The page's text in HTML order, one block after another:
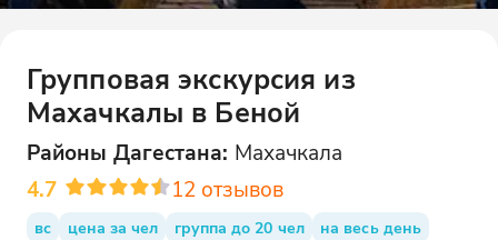
Групповая экскурсия из
Махачкалы в Беной
Районы Дагестана: Махачкала
4.7
12 отзывов
вс цена за чел группа до 20 чел
на весь день